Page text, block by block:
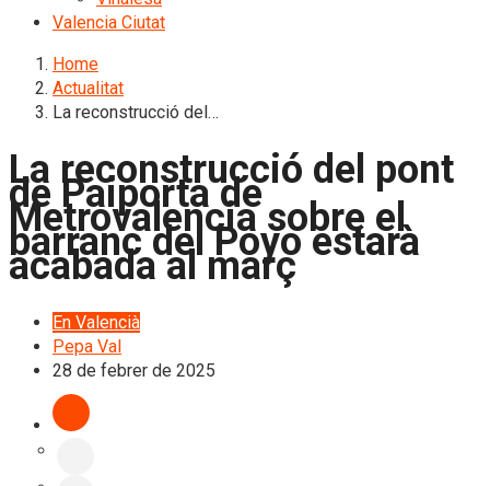
Valencia Ciutat
Home
Actualitat
La reconstrucció del…
La reconstrucció del pont
de Paiporta de
Metrovalencia sobre el
barranc del Poyo estarà
acabada al març
En Valencià
Pepa Val
28 de febrer de 2025